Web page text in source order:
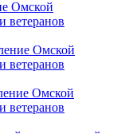
Омской
ветеранов
Омской
ветеранов
Омской
ветеранов